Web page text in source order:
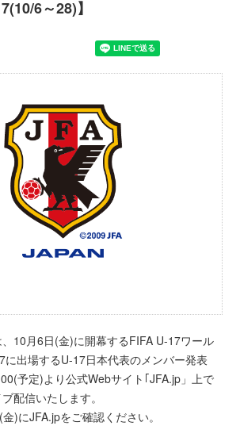
6～28)】
10月6日(金)に開幕するFIFA U-17ワール
に出場するU-17日本代表のメンバー発表
予定)より公式Webサイト｢JFA.jp」上で
配信いたします。
)にJFA.jpをご確認ください。